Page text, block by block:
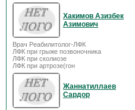
Хакимов Азизбек
Азимович
Врач Реабилитолог-ЛФК
ЛФК при грыже позвоночника
ЛФК при сколиозе
ЛФК при артрозе(гон
Жаннатиллаев
Сардор